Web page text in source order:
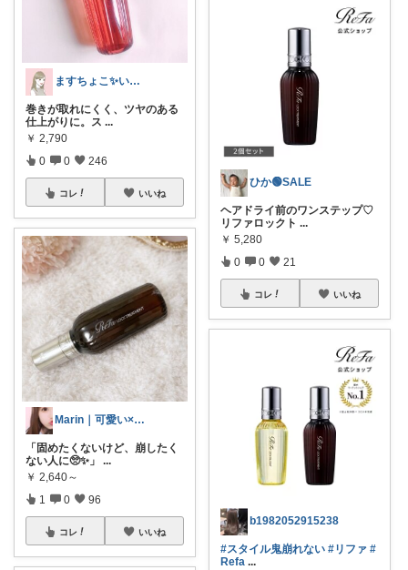
ますちょこ✨いつも感謝しております☺️✨
巻きが取れにくく、ツヤのある
仕上がりに。ス ...
￥ 2,790
0 0 246
コレ いいね
Marin｜可愛い×ブランド美容
「固めたくないけど、崩したく
ない人に🥺✨」
...
￥ 2,640～
1 0 96
コレ いいね
ひか🟢SALE
ヘアドライ前のワンステップ♡
リファロックト ...
￥ 5,280
0 0 21
コレ いいね
b1982052915238
#スタイル鬼崩れない #リファ #
Refa ...